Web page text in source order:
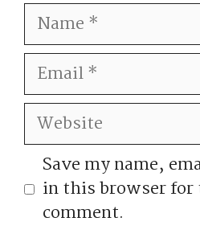
Name
Email
Website
Save my name,
in this browser
comment.